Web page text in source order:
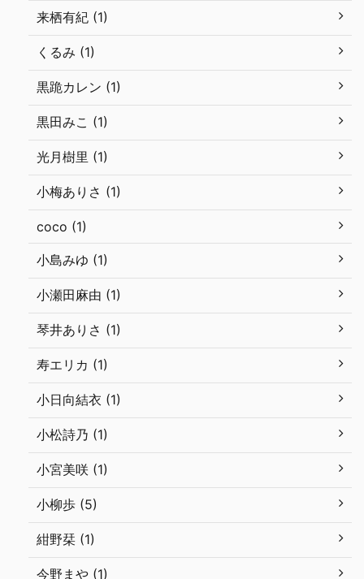
来栖有紀 (1)
くるみ (1)
黒跪カレン (1)
黒田みこ (1)
光月樹里 (1)
小梅ありさ (1)
coco (1)
小島みゆ (1)
小瀬田麻由 (1)
琴井ありさ (1)
寿エリカ (1)
小日向結衣 (1)
小松詩乃 (1)
小宮美咲 (1)
小柳歩 (5)
紺野栞 (1)
今野まや (1)